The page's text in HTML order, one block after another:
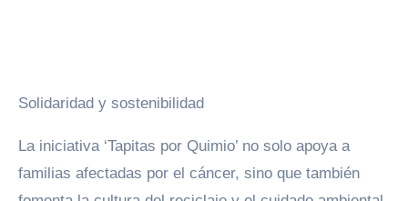
Solidaridad y sostenibilidad
La iniciativa ‘Tapitas por Quimio’ no solo apoya a
familias afectadas por el cáncer, sino que también